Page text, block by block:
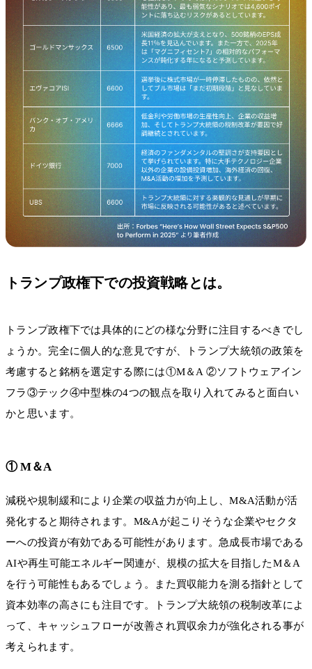
トランプ政権下での投資戦略とは。
トランプ政権下では具体的にどの様な分野に注目するべきでし
ょうか。完全に個人的な意見ですが、トランプ大統領の政策を
考慮すると銘柄を選定する際には①M＆A ②ソフトウェアイン
フラ③テック④中型株の4つの観点を取り入れてみると面白い
かと思います。
① M＆A
減税や規制緩和により企業の収益力が向上し、M&A活動が活
発化すると期待されます。M&Aが起こりそうな企業やセクタ
ーへの投資が有効である可能性があります。急成長市場である
AIや再生可能エネルギー関連が、規模の拡大を目指したM＆A
を行う可能性もあるでしょう。また買収能力を測る指針として
資本効率の高さにも注目です。トランプ大統領の税制改革によ
って、キャッシュフローが改善され買収余力が強化される事が
考えられます。